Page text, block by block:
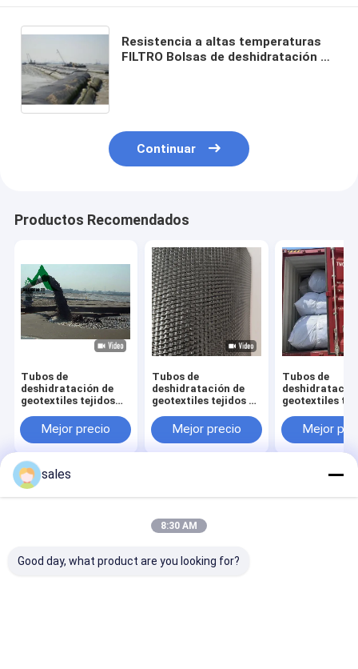
Resistencia a altas temperaturas
FILTRO Bolsas de deshidratación de
Continuar
Productos Recomendados
Tubos de
deshidratación de
geotextiles tejidos
temperaturas para
deshidratación de
palma
Mejor precio
Tubos de
deshidratación de
geotextiles tejidos de
proyectos de
deshidratación de
Mejor precio
Tubos de
geotextiles
temperaturas
Mejor
Sitio
Ahora
Site
Mapa del Sitio
Privacy Policy
All Rights Reserved.
sales
8:30 AM
Good day, what product are you looking for?